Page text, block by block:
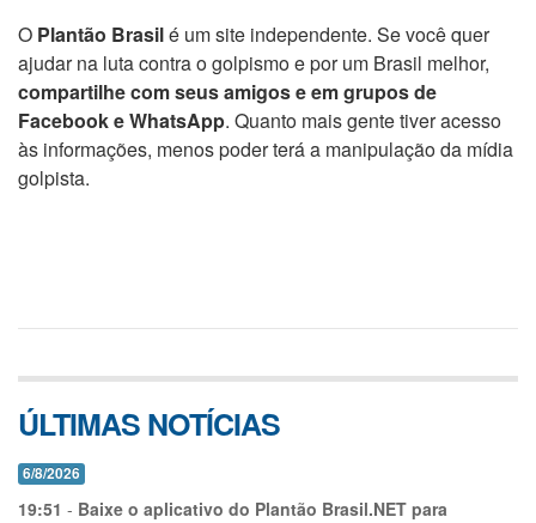
O Plantão Brasilé um site independente. Se você quer
ajudar na luta contra o golpismo e por um Brasil melhor,
compartilhe com seus amigos e em grupos de
Facebook e WhatsApp. Quanto mais gente tiver acesso
às informações, menos poder terá a manipulação da mídia
golpista.
ÚLTIMAS NOTÍCIAS
6/8/2026
19:51 - Baixe o aplicativo do Plantão Brasil.NET para